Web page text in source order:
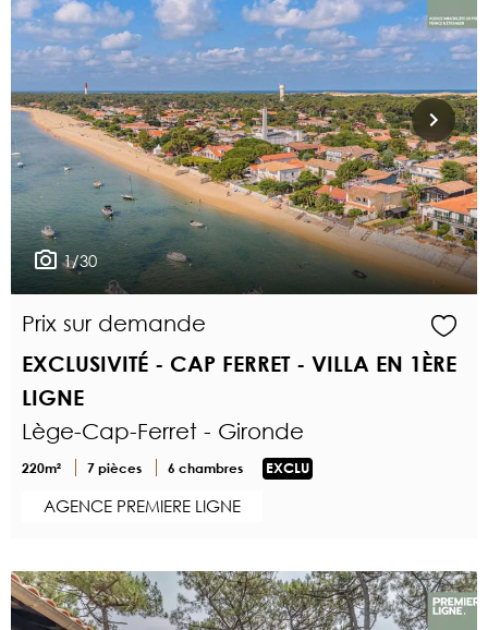
1/30
Prix sur demande
EXCLUSIVITÉ - CAP FERRET - VILLA EN 1ÈRE
LIGNE
Lège-Cap-Ferret - Gironde
220m² 7 pièces 6 chambres EXCLU
AGENCE PREMIERE LIGNE